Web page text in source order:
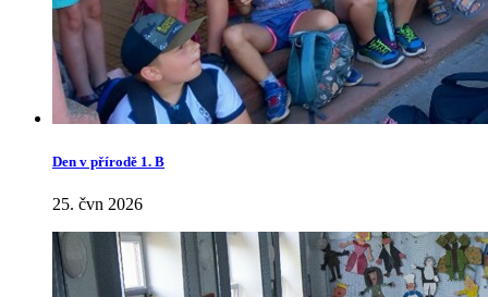
Den v přírodě 1. B
25. čvn 2026